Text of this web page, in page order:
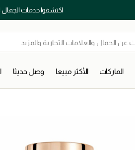
اكتشفوا خدمات الجمال
الماركات الأكثر مبيعا وصل حديثا